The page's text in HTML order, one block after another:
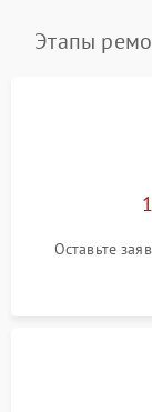
Этапы
Оставьте